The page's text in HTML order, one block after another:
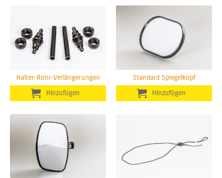
Halter-Rohr-Verlängerungen Standard Spiegelkopf